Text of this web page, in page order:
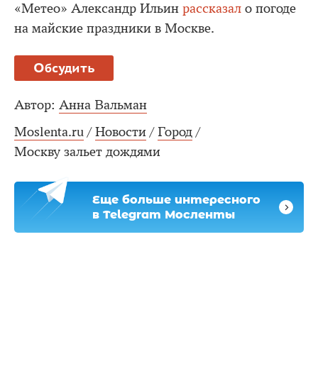
«Метео» Александр Ильин рассказал о погоде
на майские праздники в Москве.
Обсудить
Автор: Анна Вальман
Moslenta.ru / Новости / Город /
Москву зальет дождями
Еще больше интересного
в Telegram Мосленты